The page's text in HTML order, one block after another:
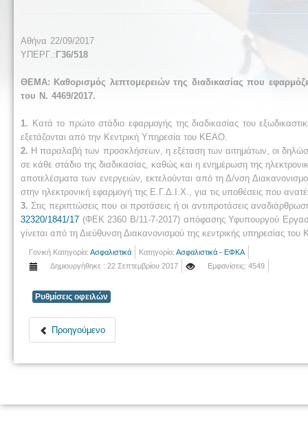
Αθήνα 22/09/2017
ΥΠΕΡΓ .: Γ36/518
ΘΕΜΑ: Καθορισμός λεπτομερειών της διαδικασίας που
του Ν. 4469/2017.
1. Κατά το πρώτο στάδιο εφαρμογής της διαδικασίας του
εξετάζονται από την Κεντρική Υπηρεσία του ΚΕΑΟ.
2. Η παραλαβή των προσκλήσεων, η εξέταση των αιτημάτων, οι
σε κάθε στάδιο της διαδικασίας, καθώς και η ενημέρωση της
αποτελέσματα των ενεργειών, εκτελούνται από τη Δ/νση
στην ηλεκτρονική εφαρμογή της Ε.Γ.Δ.Ι.Χ., για τις υποθέσεις που
3. Στις περιπτώσεις που οι προτάσεις ή οι αντιπροτάσεις
32320/1841/17 (ΦΕΚ 2360 Β/11-7-2017) απόφασης Υφυπουργού
γίνεται από τη Διεύθυνση Διακανονισμού της κεντρικής υπηρεσίας
Γονική Κατηγορία: Ασφαλιστικά Κατηγορία: Ασφαλιστικά - ΕΦΚΑ
Δημιουργήθηκε : 22 Σεπτεμβρίου 2017
Εμφανίσεις: 4549
Ρυθμίσεις οφειλών
Προηγούμενο